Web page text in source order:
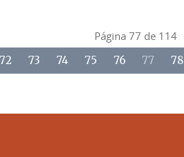
Página 77 de 114
72 73 74 75 76 77 78